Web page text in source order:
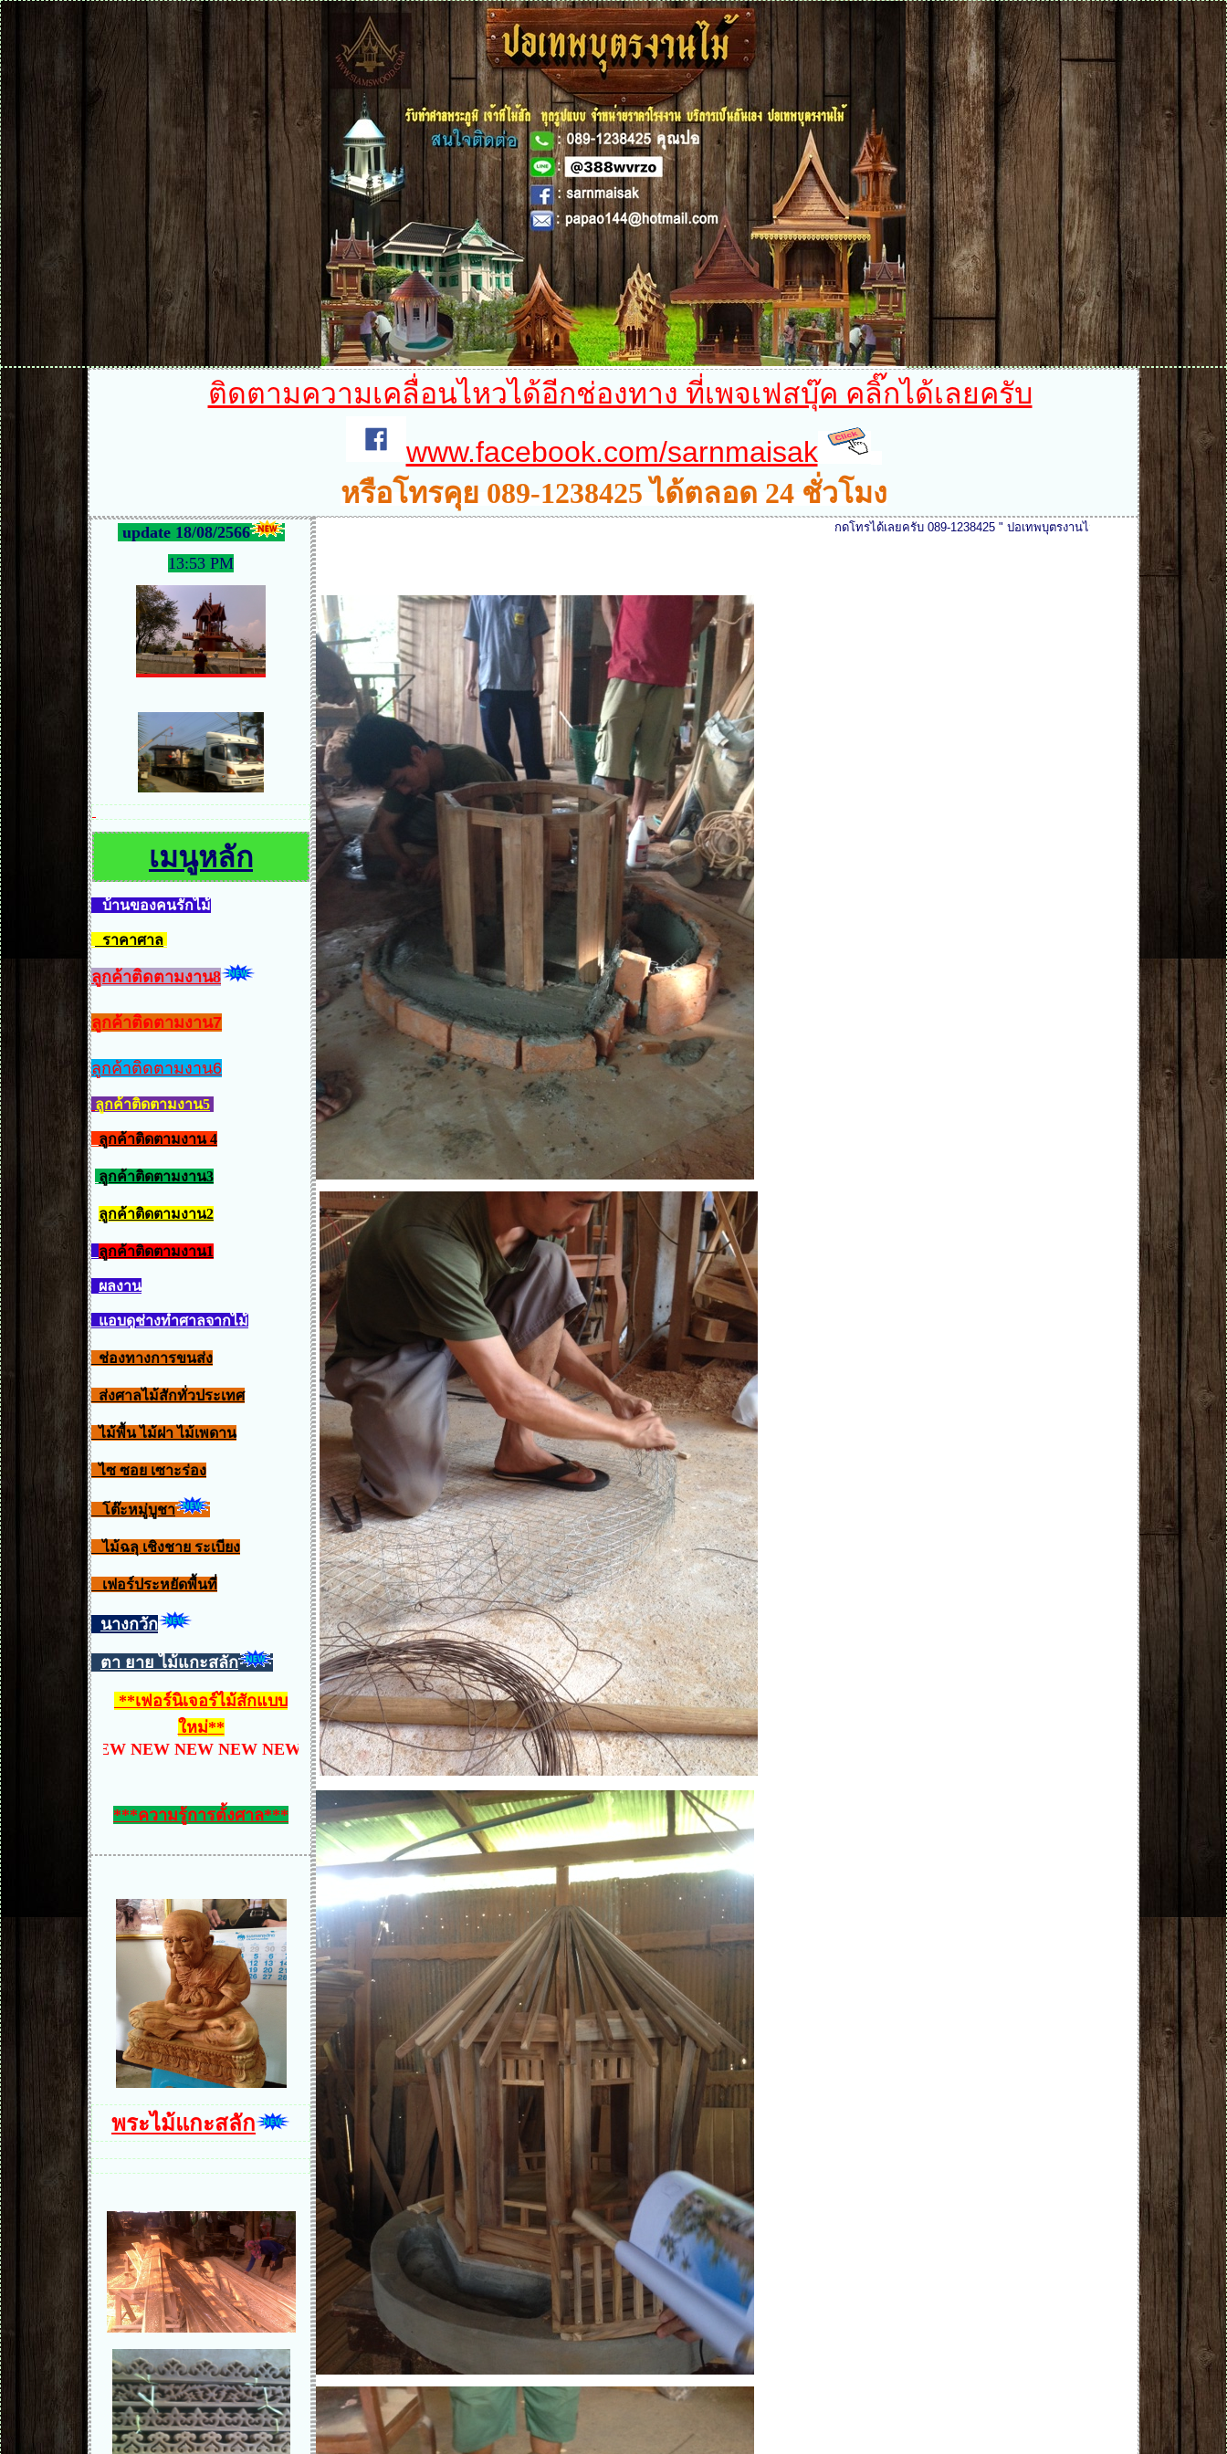
ติดตามความเคลื่อนไหวได้อีกช่องทาง ที่เพจเฟสบุ๊ค คลิ๊กได้เลยครับ
www.facebook.com/sarnmaisak
หรือโทรคุย 089-1238425 ได้ตลอด 24 ชั่วโมง
update 18/08/2566
13:53 PM
เมนูหลัก
บ้านของคนรักไม้
ราคาศาล
ลูกค้าติดตามงาน8
ลูกค้าติดตามงาน7
ลูกค้าติดตามงาน6
ลูกค้าติดตามงาน5
ลูกค้าติดตามงาน 4
ลูกค้าติดตามงาน3
ลูกค้าติดตามงาน2
ลูกค้าติดตามงาน1
ผลงาน
แอบดูช่างทำศาลจากไม้
ช่องทางการขนส่ง
ส่งศาลไม้สักทั่วประเทศ
ไม้พื้น ไม้ฝา ไม้เพดาน
ไซ ซอย เซาะร่อง
โต๊ะหมู่บูชา
ไม้ฉลุ เชิงชาย ระเบียง
เฟอร์ประหยัดพื้นที่
นางกวัก
ตา ยาย ไม้แกะสลัก
**เฟอร์นิเจอร์ไม้สักแบบ
ใหม่**
NEW NEW NEW NEW NEW NEW NEW NEW NEW NEW NEW NEW NEW NEW NEW NEW NEW NEW NEW NEW NEW NEW NEW NEW NEW NEW
***ความรู้การตั้งศาล***
พระไม้แกะสลัก
กดโทรได้เลยครับ 089-1238425 " ปอเทพบุตรงานไม้ " ยินดีรับสายและให้บริการทุกท่าน ตล